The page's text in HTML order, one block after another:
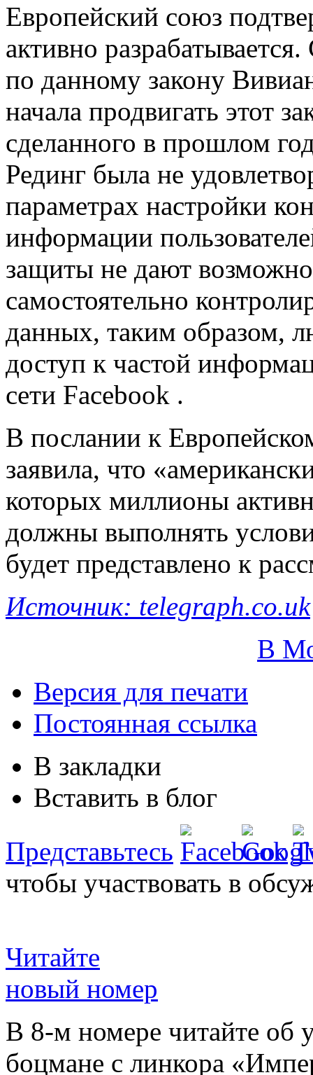
Европейский союз
активно
по данному закону
начала продвигать этот
сделанного в прошлом
Рединг была не
параметрах настройки
информации
защиты не дают
самостоятельно
данных, таким образом,
доступ к частой
сети Facebook .
В послании к
заявила, что
которых миллионы
должны выполнять
будет представлено к
Источник: telegraph.co.uk
В
Версия для печати
Постоянная ссылка
В закладки
Вставить в блог
Представьтесь
чтобы участвовать в
Читайте
новый номер
В 8-м номере читайте об
боцмане с линкора